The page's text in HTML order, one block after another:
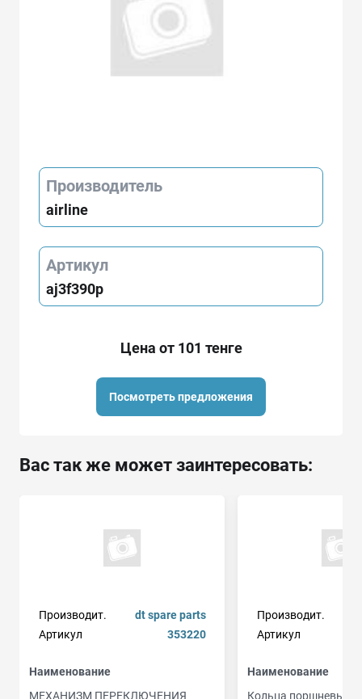
Производитель
airline
Артикул
aj3f390p
Цена от 101 тенге
Посмотреть предложения
Вас так же может заинтересовать:
Производит.
dt spare parts
Артикул
353220
Наименование
МЕХАНИЗМ ПЕРЕКЛЮЧЕНИЯ
Производит.
Артикул
Наименование
Кольца поршневые